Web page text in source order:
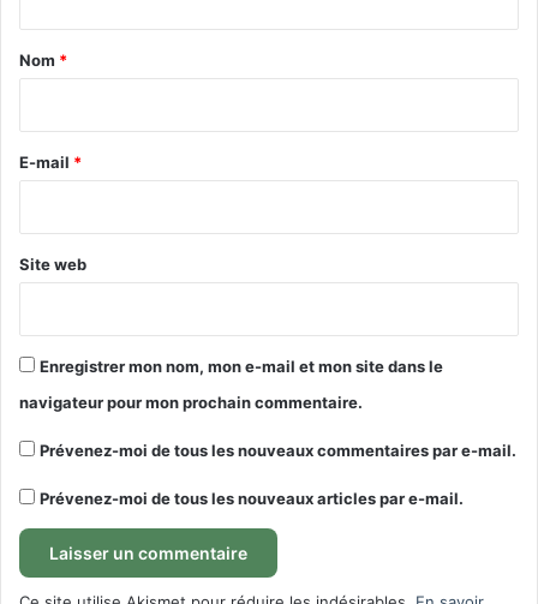
a
e
Nom *
E-mail *
Site web
Enregistrer mon nom, mon e-mail et mon site dans le
navigateur pour mon prochain commentaire.
Prévenez-moi de tous les nouveaux commentaires par e-mail.
Prévenez-moi de tous les nouveaux articles par e-mail.